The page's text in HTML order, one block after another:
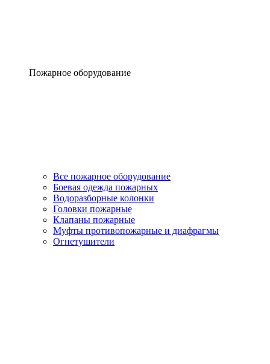
Пожарное оборудование
Все пожарное оборудование
Боевая одежда пожарных
Водоразборные колонки
Головки пожарные
Клапаны пожарные
Муфты противопожарные и диафрагмы
Огнетушители